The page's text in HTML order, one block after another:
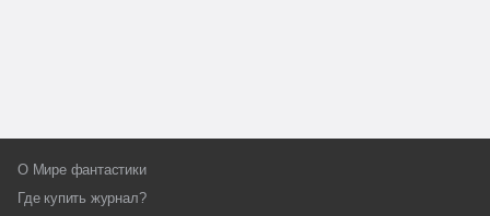
О Мире фантастики
Где купить журнал?